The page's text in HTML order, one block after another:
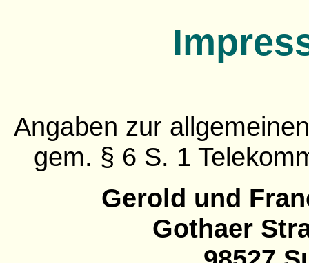
Angaben zur
gem. § 6 S. 1
Gerold und
Gothaer